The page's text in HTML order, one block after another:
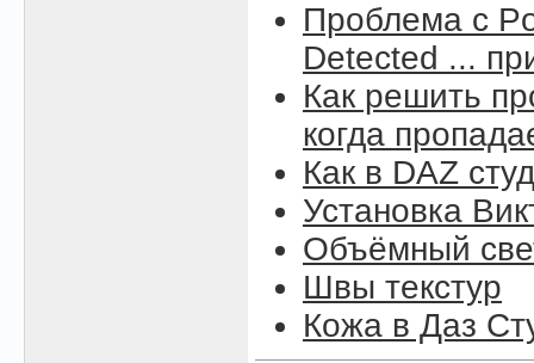
Проблема с
Detected ...
Как решить
когда
Как в DAZ
Установка
Объёмный
Швы текстур
Кожа в Даз